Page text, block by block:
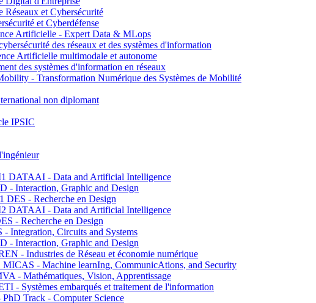
et Cybersécurité
et Cyberdéfense
Artificielle - Expert Data & MLops
des réseaux et des systèmes d'information
Artificielle multimodale et autonome
des systèmes d'information en réseaux
- Transformation Numérique des Systèmes de Mobilité
non diplomant
IPSIC
DATAAI - Data and Artificial Intelligence
- Interaction, Graphic and Design
DES - Recherche en Design
DATAAI - Data and Artificial Intelligence
- Recherche en Design
Integration, Circuits and Systems
- Interaction, Graphic and Design
- Industries de Réseau et économie numérique
- Machine learnIng, CommunicAtions, and Security
- Mathématiques, Vision, Apprentissage
- Systèmes embarqués et traitement de l'information
Track - Computer Science